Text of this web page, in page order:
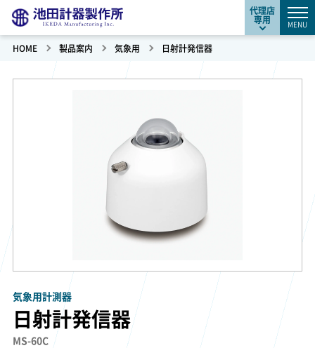
代理店
専用 MENU
HOME 製品案内 気象用 日射計発信器
気象用計測器
日射計発信器
MS-60C